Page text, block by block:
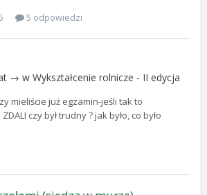
5 odpowiedzi
→ w Wykształcenie rolnicze - II edycja
mieliście już egzamin-jeśli tak to
ZDALI czy był trudny ? jak było, co było